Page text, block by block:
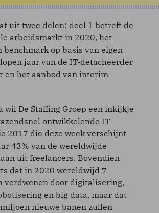
uit twee delen: deel 1 betreft de
arbeidsmarkt in 2020, het
benchmark op basis van eigen
jaar van de IT-detacheerder
en het aanbod van interim
wil De Staffing Groep een inkijkje
ontwikkelende IT-
2017 die deze week verschijnt
43% van de wereldwijde
uit freelancers. Bovendien
dat in 2020 wereldwijd 7
verdwenen door digitalisering,
en big data, maar dat
nieuwe banen zullen